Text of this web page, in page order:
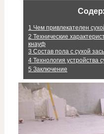
1 Чем привлекателен
2 Технические
кнауф
3 Состав пола с сухой
4Технология устройства
5 Заключение